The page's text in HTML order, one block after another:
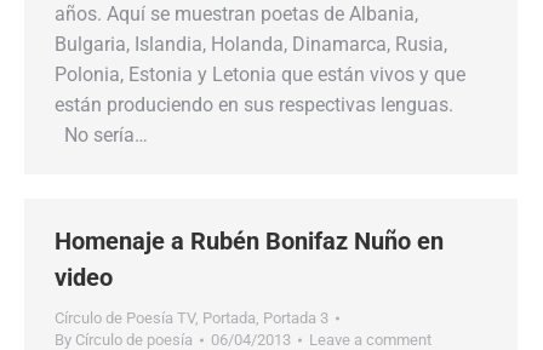
años. Aquí se muestran poetas de Albania,
Bulgaria, Islandia, Holanda, Dinamarca, Rusia,
Polonia, Estonia y Letonia que están vivos y que
están produciendo en sus respectivas lenguas.
No sería…
Homenaje a Rubén Bonifaz Nuño en
video
Círculo de Poesía TV, Portada, Portada 3
By Círculo de poesía 06/04/2013 Leave a comment